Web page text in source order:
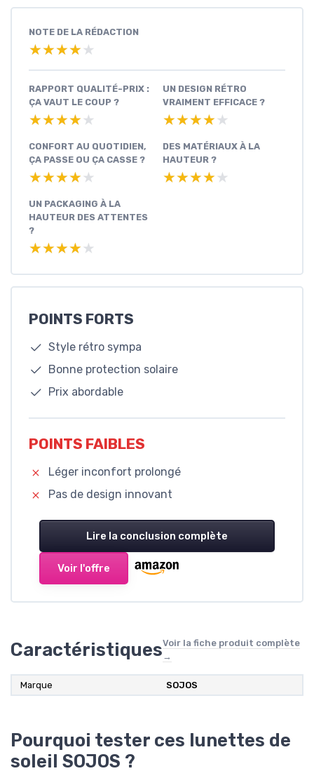
NOTE DE LA RÉDACTION
★★★★★
★★★★★
RAPPORT QUALITÉ-PRIX :
ÇA VAUT LE COUP ?
★★★★★
★★★★★
UN DESIGN RÉTRO
VRAIMENT EFFICACE ?
★★★★★
★★★★★
CONFORT AU QUOTIDIEN,
ÇA PASSE OU ÇA CASSE ?
★★★★★
★★★★★
DES MATÉRIAUX À LA
HAUTEUR ?
★★★★★
★★★★★
UN PACKAGING À LA
HAUTEUR DES ATTENTES
?
★★★★★
★★★★★
POINTS FORTS
Style rétro sympa
Bonne protection solaire
Prix abordable
POINTS FAIBLES
Léger inconfort prolongé
Pas de design innovant
Lire la conclusion complète
Voir l'offre
CaractéristiquesVoir la fiche produit complète
→
Marque SOJOS
Pourquoi tester ces lunettes de
soleil SOJOS ?